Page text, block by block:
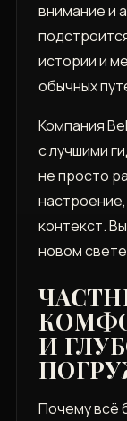
внимание и
истории и
обычных
Компания
с лучшими
не просто
контекст.
новом
И
Почему всё